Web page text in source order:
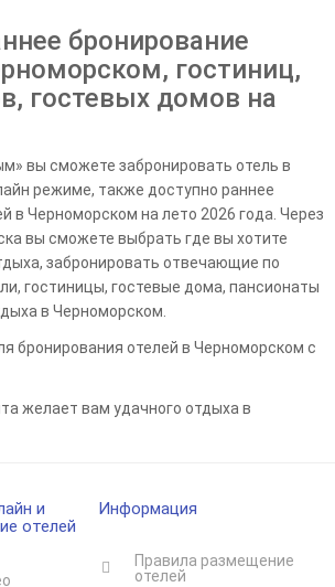
бронирование
гостиниц,
гостевых домов на
вы сможете забронировать отель в
режиме, также доступно раннее
в Черноморском на лето 2026 года. Через
вы сможете выбрать где вы хотите
забронировать отвечающие по
гостиницы, гостевые дома, пансионаты
в Черноморском.
бронирования отелей в Черноморском с
желает вам удачного отдыха в
и
отелей
Информация
Правила размещение
отелей